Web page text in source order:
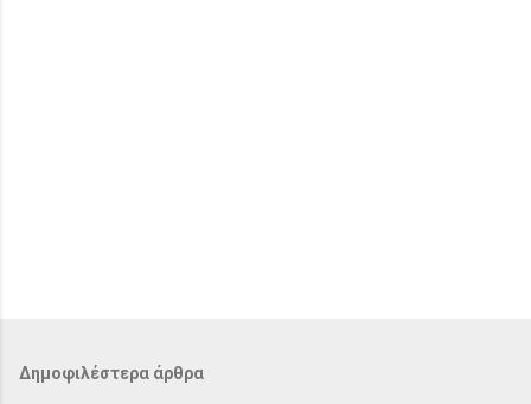
Δημοφιλέστερα άρθρα